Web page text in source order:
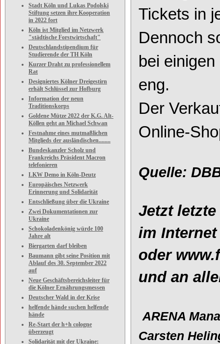
Stadt Köln und Lukas Podolski
Stiftung setzen ihre Kooperation
in 2022 fort
Köln ist Mitglied im Netzwerk
"städtische Forstwirtschaft"
Deutschlandstipendium für
Studierende der TH Köln
Kurzer Draht zu professionellem
Rat
Designiertes Kölner Dreigestirn
erhält Schlüssel zur Hofburg
Information der neun
Traditionskorps
Goldene Mütze 2022 der K.G. Alt-
Köllen geht an Michael Schwan
Festnahme eines mutmaßlichen
Mitglieds der ausländischen........
Bundeskanzler Scholz und
Frankreichs Präsident Macron
telefonieren
LKW Demo in Köln-Deutz
Europäisches Netzwerk
Erinnerung und Solidarität
Entschließung über die Ukraine
Zwei Dokumentationen zur
Ukraine
Schokoladenkönig würde 100
Jahre alt
Biergarten darf bleiben
Baumann gibt seine Position mit
Ablauf des 30. September 2022
auf
Neue Geschäftsbereichsleiter für
die Kölner Ernährungsmessen
Deutscher Wald in der Krise
helfende hände suchen helfende
hände
Re-Start der h+h cologne
überzeugt
Solidarität mit der Ukraine:
Tickets in
Dennoch
bei
eng.
Der
Online-
Quelle:
Jetzt le
im Internet
oder
und an a
ARENA
Carsten He